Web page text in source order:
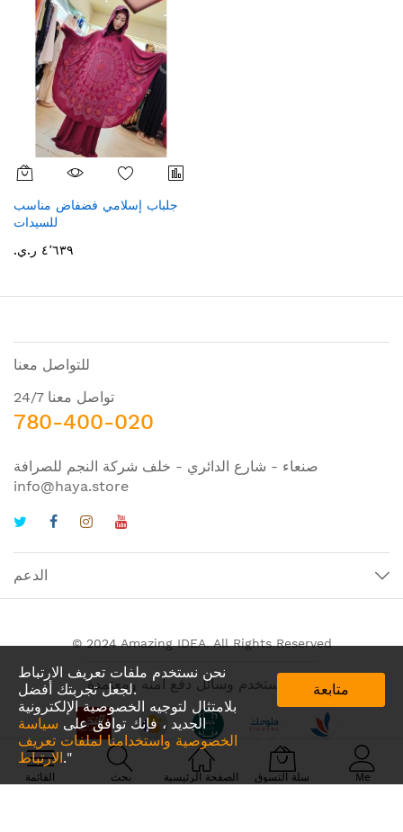
نحن نستخدم ملفات تعريف الارتباط
لجعل تجربتك أفضل.
بلامتثال لتوجيه الخصوصية الإلكترونية
الجديد ، فإنك توافق على سياسة
الخصوصية واستخدامنا لملفات تعريف
الارتباط."
متابعة
القائمة بحث الصفحة الرئيسية سلة التسوق Me
جلباب إسلامي فضفاض مناسب
للسيدات
٤٬٦٣٩ ر.ي.‏
للتواصل معنا
تواصل معنا 24/7
780-400-020
صنعاء - شارع الدائري - خلف شركة النجم للصرافة
info@haya.store
الدعم
© 2024 Amazing IDEA. All Rights Reserved
نحن نستخدم وسائل دفع آمنه ومعتمدة